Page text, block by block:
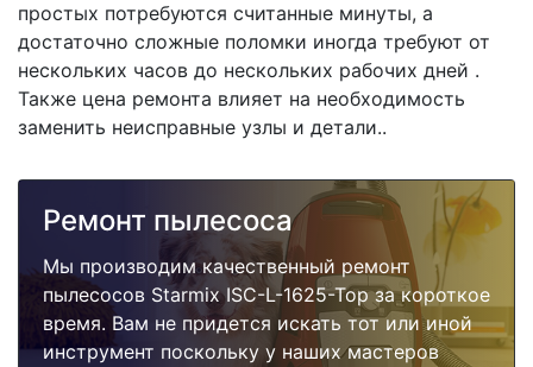
простых потребуются считанные минуты, а
достаточно сложные поломки иногда требуют от
нескольких часов до нескольких рабочих дней .
Также цена ремонта влияет на необходимость
заменить неисправные узлы и детали..
Ремонт пылесоса
Мы производим качественный ремонт
пылесосов Starmix ISC-L-1625-Top за короткое
время. Вам не придется искать тот или иной
инструмент поскольку у наших мастеров